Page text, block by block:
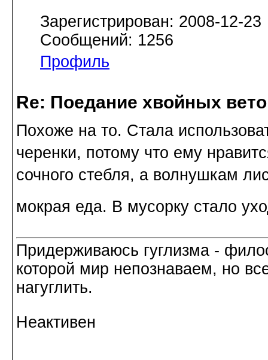
Зарегистрирован: 2008-12-23
Сообщений: 1256
Профиль
Re: Поедание хвойных
Похоже на то. Стала
черенки, потому что ему
сочного стебля, а волнушкам
мокрая еда. В мусорку стало
Придерживаюсь гуглизма -
которой мир непознаваем, но
нагуглить.
Неактивен